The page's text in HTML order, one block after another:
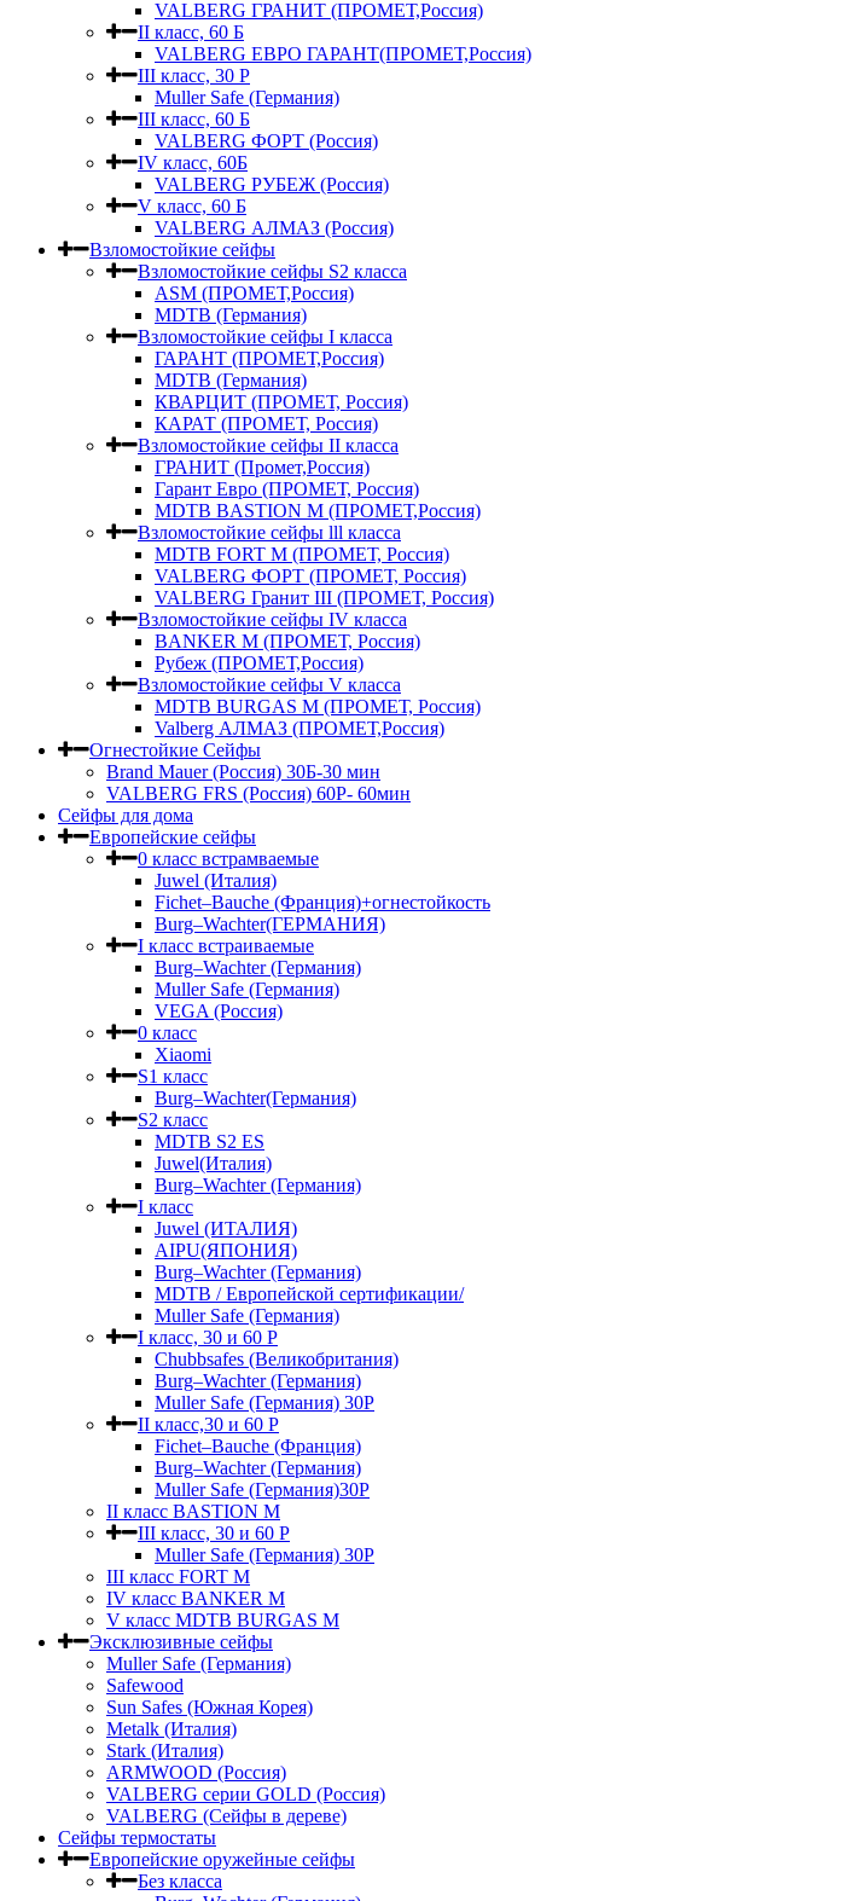
VALBERG ГРАНИТ (ПРОМЕТ,Россия)
II класс, 60 Б
VALBERG ЕВРО ГАРАНТ(ПРОМЕТ,Россия)
III класс, 30 Р
Muller Safe (Германия)
III класс, 60 Б
VALBERG ФОРТ (Россия)
IV класс, 60Б
VALBERG РУБЕЖ (Россия)
V класс, 60 Б
VALBERG АЛМАЗ (Россия)
Взломостойкие сейфы
Взломостойкие сейфы S2 класса
ASM (ПРОМЕТ,Россия)
MDTB (Германия)
Взломостойкие сейфы I класса
ГАРАНТ (ПРОМЕТ,Россия)
MDTB (Германия)
КВАРЦИТ (ПРОМЕТ, Россия)
КАРАТ (ПРОМЕТ, Россия)
Взломостойкие сейфы II класса
ГРАНИТ (Промет,Россия)
Гарант Евро (ПРОМЕТ, Россия)
MDTB BASTION M (ПРОМЕТ,Россия)
Взломостойкие сейфы lll класса
MDTB FORT M (ПРОМЕТ, Россия)
VALBERG ФОРТ (ПРОМЕТ, Россия)
VALBERG Гранит III (ПРОМЕТ, Россия)
Взломостойкие сейфы IV класса
BANKER M (ПРОМЕТ, Россия)
Рубеж (ПРОМЕТ,Россия)
Взломостойкие сейфы V класса
MDTB BURGAS M (ПРОМЕТ, Россия)
Valberg АЛМАЗ (ПРОМЕТ,Россия)
Огнестойкие Сейфы
Brand Mauer (Россия) 30Б-30 мин
VALBERG FRS (Россия) 60Р- 60мин
Сейфы для дома
Европейские сейфы
0 класс встрамваемые
Juwel (Италия)
Fichet–Bauche (Франция)+огнестойкость
Burg–Wachter(ГЕРМАНИЯ)
I класс встраиваемые
Burg–Wachter (Германия)
Muller Safe (Германия)
VEGA (Россия)
0 класс
Xiaomi
S1 класс
Burg–Wachter(Германия)
S2 класс
MDTB S2 ES
Juwel(Италия)
Burg–Wachter (Германия)
I класс
Juwel (ИТАЛИЯ)
AIPU(ЯПОНИЯ)
Burg–Wachter (Германия)
MDTB / Европейской сертификации/
Muller Safe (Германия)
I класс, 30 и 60 P
Chubbsafes (Великобритания)
Burg–Wachter (Германия)
Muller Safe (Германия) 30Р
II класс,30 и 60 P
Fichet–Bauche (Франция)
Burg–Wachter (Германия)
Muller Safe (Германия)30P
II класс BASTION M
III класс, 30 и 60 P
Muller Safe (Германия) 30Р
III класс FORT M
IV класс BANKER M
V класс МDTB BURGAS M
Эксклюзивные сейфы
Muller Safe (Германия)
Safewood
Sun Safes (Южная Корея)
Metalk (Италия)
Stark (Италия)
ARMWOOD (Россия)
VALBERG серии GOLD (Россия)
VALBERG (Сейфы в дереве)
Сейфы термостаты
Европейские оружейные сейфы
Без класса